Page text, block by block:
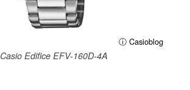
ⓘ Casioblog
Casio Edifice EFV-160D-4A